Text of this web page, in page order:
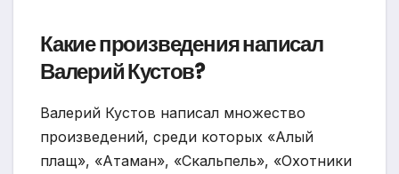
Какие произведения написал
Валерий Кустов?
Валерий Кустов написал множество
произведений, среди которых «Алый
плащ», «Атаман», «Скальпель», «Охотники